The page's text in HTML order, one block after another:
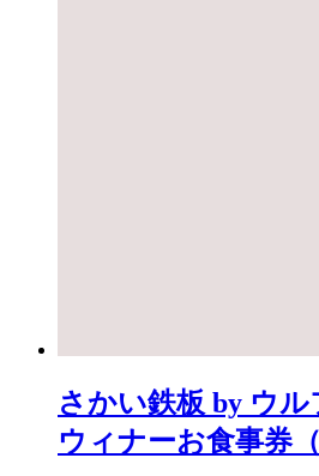
さかい鉄板 by ウ
ウィナーお食事券（